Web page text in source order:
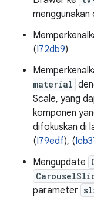
(I72db9)
material
Scale, yang
komponen
difokuskan di
(I79edf), (
Mengupdate
parameter